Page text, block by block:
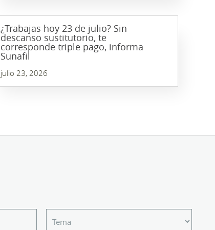
¿Trabajas hoy 23 de julio? Sin
descanso sustitutorio, te
corresponde triple pago, informa
Sunafil
julio 23, 2026